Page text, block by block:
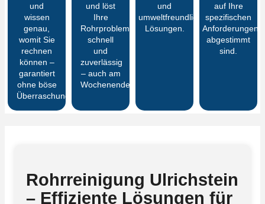
und
wissen
genau,
womit Sie
rechnen
können –
garantiert
ohne böse
Überraschungen
und löst
Ihre
Rohrprobleme
schnell
und
zuverlässig
– auch am
Wochenende.
und
umweltfreundliche
Lösungen.
auf Ihre
spezifischen
Anforderungen
abgestimmt
sind.
Rohrreinigung Ulrichstein
– Effiziente Lösungen für